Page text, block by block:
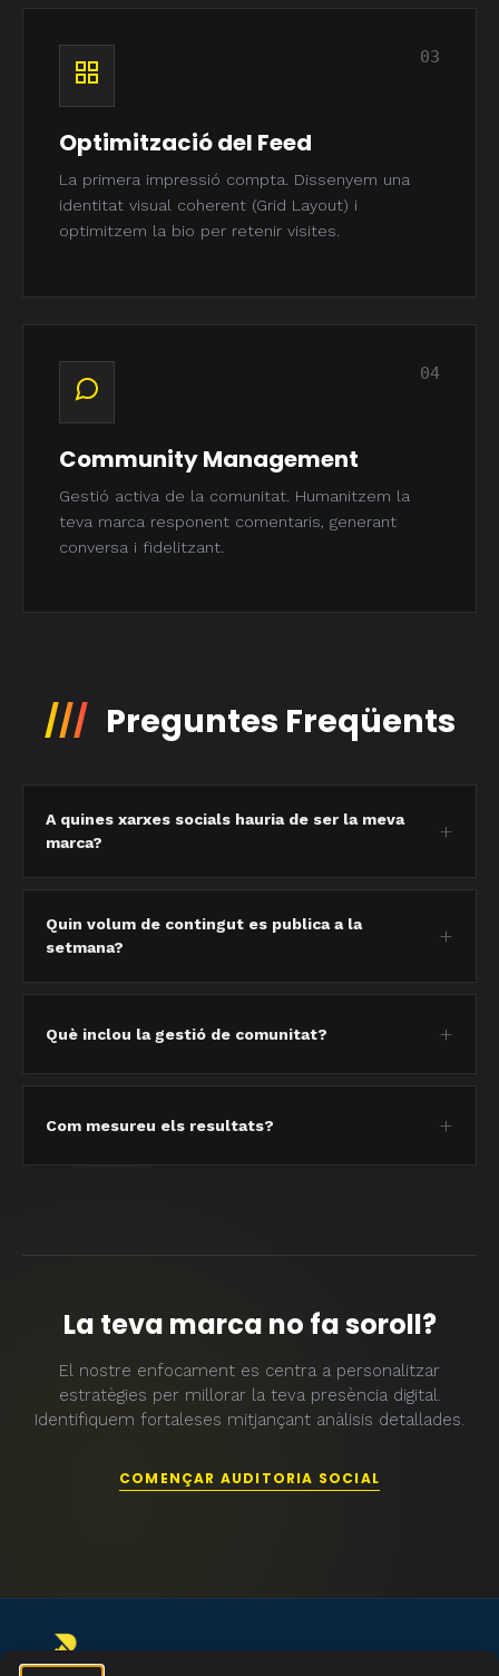
03
Optimització del Feed
La primera impressió compta. Dissenyem una
identitat visual coherent (Grid Layout) i
optimitzem la bio per retenir visites.
04
Community Management
Gestió activa de la comunitat. Humanitzem la
teva marca responent comentaris, generant
conversa i fidelitzant.
/// Preguntes Freqüents
A quines xarxes socials hauria de ser la meva
marca?
Quin volum de contingut es publica a la
setmana?
Què inclou la gestió de comunitat?
Com mesureu els resultats?
La teva marca no fa soroll?
El nostre enfocament es centra a personalitzar
estratègies per millorar la teva presència digital.
Identifiquem fortaleses mitjançant anàlisis detallades.
COMENÇAR AUDITORIA SOCIAL